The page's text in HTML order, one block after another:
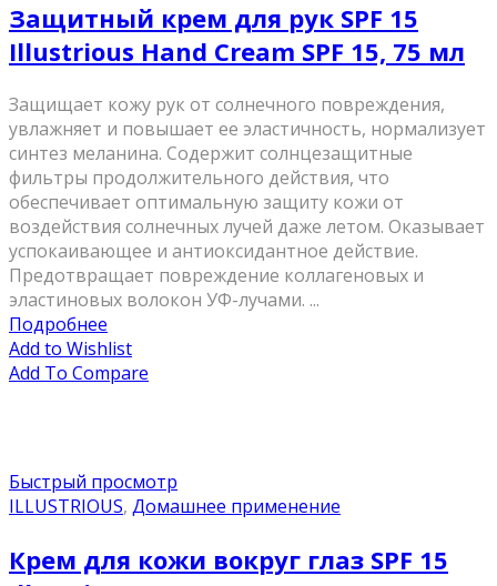
Защитный крем для рук SPF 15
Illustrious Hand Cream SPF 15, 75 мл
Защищает кожу рук от солнечного повреждения,
увлажняет и повышает ее эластичность, нормализует
синтез меланина. Содержит солнцезащитные
фильтры продолжительного действия, что
обеспечивает оптимальную защиту кожи от
воздействия солнечных лучей даже летом. Оказывает
успокаивающее и антиоксидантное действие.
Предотвращает повреждение коллагеновых и
эластиновых волокон УФ-лучами. ...
Подробнее
Add to Wishlist
Add To Compare
Быстрый просмотр
ILLUSTRIOUS, Домашнее применение
Крем для кожи вокруг глаз SPF 15